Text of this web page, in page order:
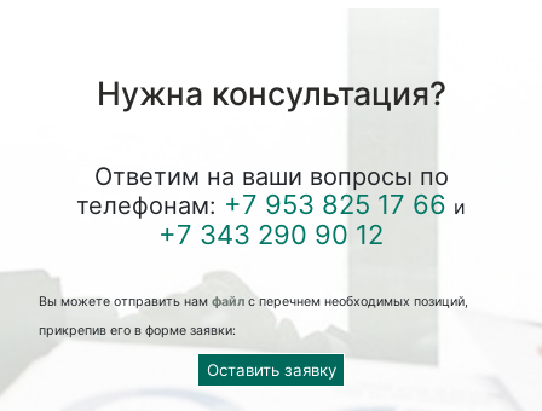
Нужна консультация?
Ответим на ваши вопросы по
телефонам: +7 953 825 17 66 и
+7 343 290 90 12
Вы можете отправить нам файлс перечнем необходимых позиций,
прикрепив его в форме заявки:
Оставить заявку